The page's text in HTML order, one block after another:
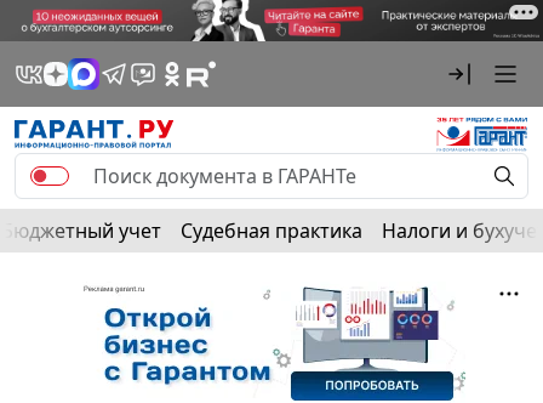
Бюджетный учет Судебная практика Налоги и